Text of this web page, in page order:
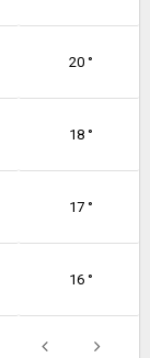
20 °
18 °
17 °
16 °